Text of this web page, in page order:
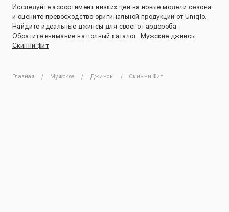
Исследуйте ассортимент низких цен на новые модели сезона
и оцените превосходство оригинальной продукции от Uniqlo.
Найдите идеальные джинсы для своего гардероба.
Обратите внимание на полный каталог: Мужские джинсы
Скинни фит
Главная Мужское Джинсы Скинни Фит